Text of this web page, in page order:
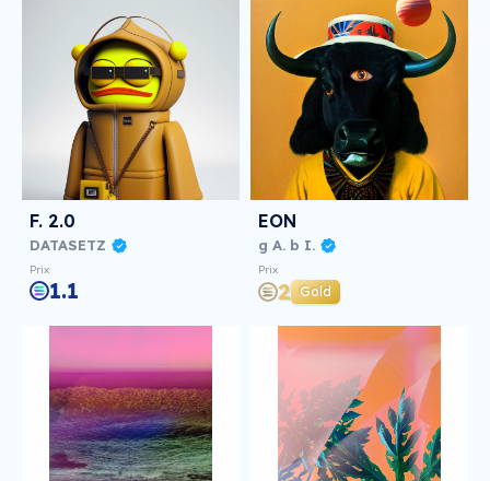
F. 2.0
DATASETZ
Prix
1.1
EON
g A. b I.
Prix
2 Gold